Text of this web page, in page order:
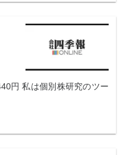
円 私は個別株研究のツー